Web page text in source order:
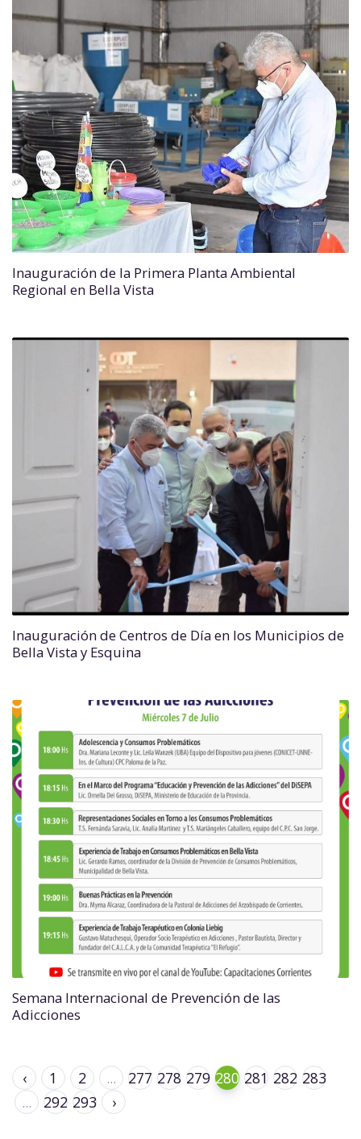
Inauguración de la Primera Planta Ambiental
Regional en Bella Vista
Inauguración de Centros de Día en los Municipios de
Bella Vista y Esquina
Semana Internacional de Prevención de las
Adicciones
‹ 1 2 ... 277 278 279 280 281 282 283
...
292 293 ›